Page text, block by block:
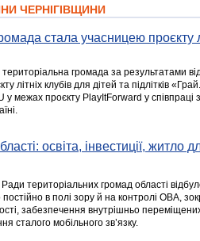
ЧЕРНІГІВЩИНИ
стала учасницею проєкту
територіальна громада за результатами
літніх клубів для дітей та підлітків
у межах проєкту PlayItForward у
освіта, інвестиції, житло
територіальних громад області
в полі зору й на контролі ОВА,
забезпечення внутрішньо
сталого мобільного зв’язку.